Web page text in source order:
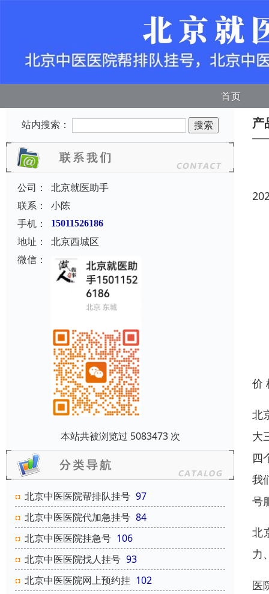
首页
站内搜索：
公司：
北京就医助手
联系：
小陈
手机：
15011526186
地址：
北京西城区
微信：
本站共被浏览过 5083473 次
北京中医医院帮排队挂号 97
北京中医医院代加急挂号 84
北京中医医院挂急号 106
北京中医医院找人挂号 93
北京中医医院网上预约挂 102
产
价
北
大
四
我
号
北
力
医